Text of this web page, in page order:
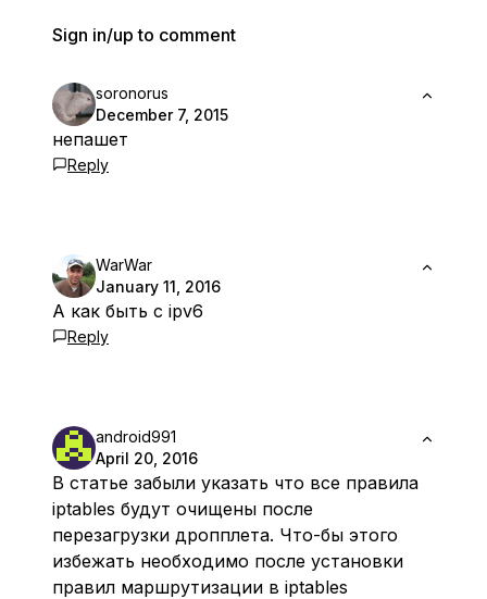
Sign in/up to comment
soronorus
December 7, 2015
непашет
Reply
WarWar
January 11, 2016
А как быть с ipv6
Reply
android991
April 20, 2016
В статье забыли указать что все правила
iptables будут очищены после
перезагрузки дропплета. Что-бы этого
избежать необходимо после установки
правил маршрутизации в iptables